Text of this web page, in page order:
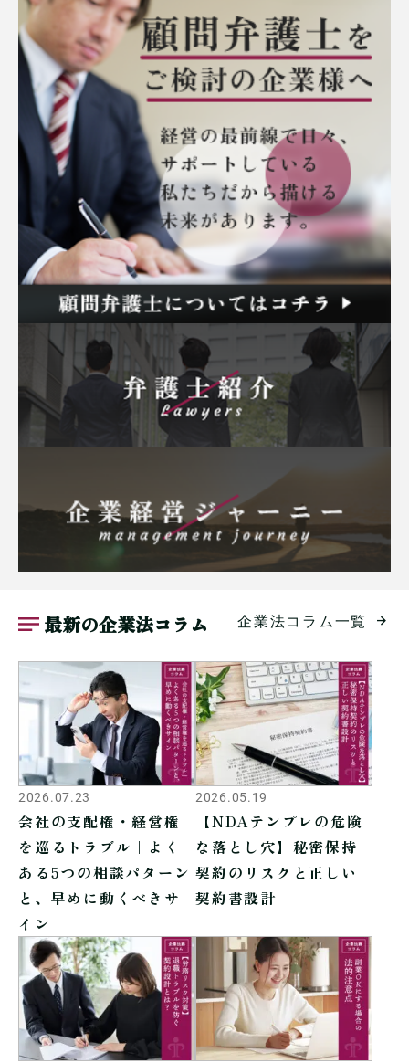
最新の企業法コラム 企業法コラム一覧
2026.07.23
会社の支配権・経営権
を巡るトラブル｜よく
ある5つの相談パターン
と、早めに動くべきサ
イン
2026.05.19
【NDAテンプレの危険
な落とし穴】秘密保持
契約のリスクと正しい
契約書設計